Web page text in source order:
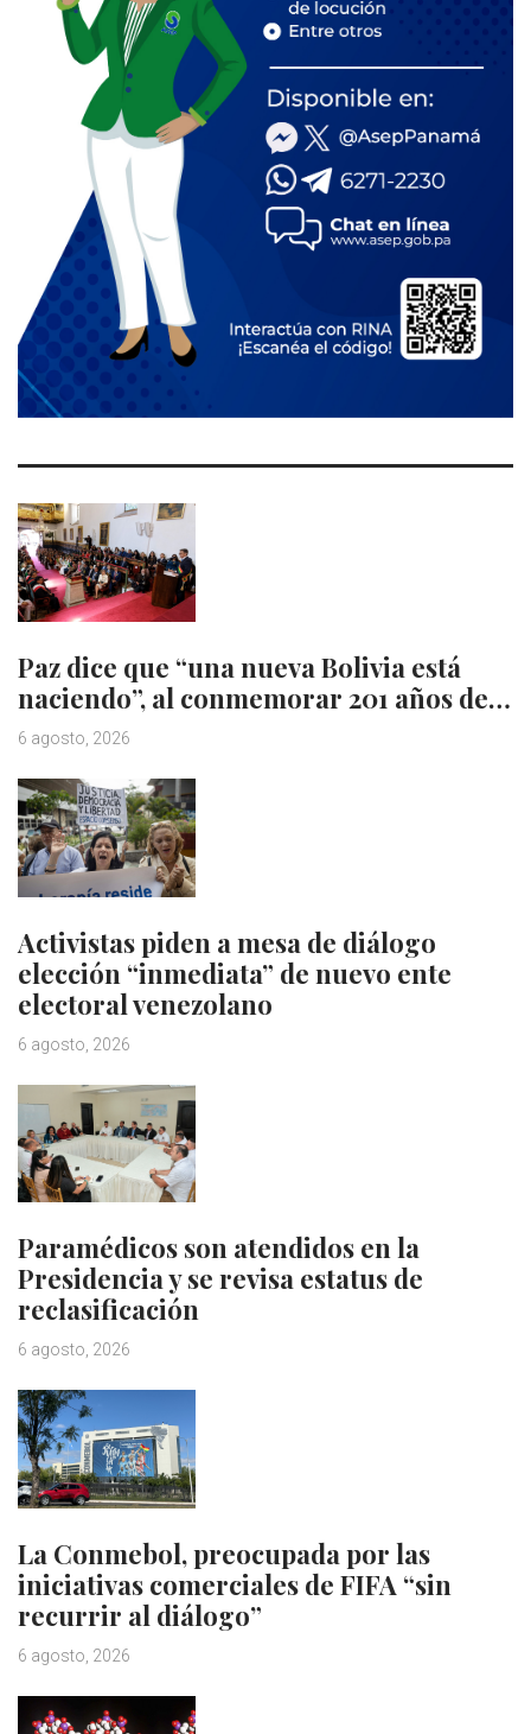
Paz dice que “una nueva Bolivia está
naciendo”, al conmemorar 201 años de…
6 agosto, 2026
Activistas piden a mesa de diálogo
elección “inmediata” de nuevo ente
electoral venezolano
6 agosto, 2026
Paramédicos son atendidos en la
Presidencia y se revisa estatus de
reclasificación
6 agosto, 2026
La Conmebol, preocupada por las
iniciativas comerciales de FIFA “sin
recurrir al diálogo”
6 agosto, 2026